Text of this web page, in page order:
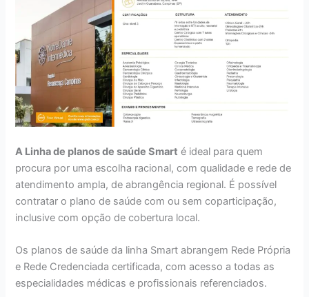
A Linha de planos de saúde Smart é ideal para quem
procura por uma escolha racional, com qualidade e rede de
atendimento ampla, de abrangência regional. É possível
contratar o plano de saúde com ou sem coparticipação,
inclusive com opção de cobertura local.
Os planos de saúde da linha Smart abrangem Rede Própria
e Rede Credenciada certificada, com acesso a todas as
especialidades médicas e profissionais referenciados.